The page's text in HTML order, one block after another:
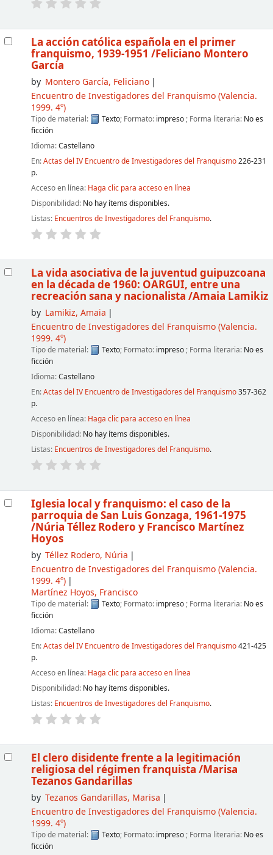
La acción católica española en el primer
franquismo, 1939-1951 /Feliciano Montero
García
by Montero García, Feliciano
Encuentro de Investigadores del Franquismo(Valencia.
1999. 4º)
Tipo de material: Texto; Formato: impreso ; Forma literaria: No es
ficción
Idioma:Castellano
En:Actas del IV Encuentro de Investigadores del Franquismo226-231
p.
Acceso en línea: Haga clic para acceso en línea
Disponibilidad: No hay ítems disponibles.
Listas: Encuentros de Investigadores del Franquismo.
La vida asociativa de la juventud guipuzcoana
en la década de 1960: OARGUI, entre una
recreación sana y nacionalista /Amaia Lamikiz
by Lamikiz, Amaia
Encuentro de Investigadores del Franquismo(Valencia.
1999. 4º)
Tipo de material: Texto; Formato: impreso ; Forma literaria: No es
ficción
Idioma:Castellano
En:Actas del IV Encuentro de Investigadores del Franquismo357-362
p.
Acceso en línea: Haga clic para acceso en línea
Disponibilidad: No hay ítems disponibles.
Listas: Encuentros de Investigadores del Franquismo.
Iglesia local y franquismo: el caso de la
parroquia de San Luis Gonzaga, 1961-1975
/Núria Téllez Rodero y Francisco Martínez
Hoyos
by Téllez Rodero, Núria
Encuentro de Investigadores del Franquismo(Valencia.
1999. 4º)
Martínez Hoyos, Francisco
Tipo de material: Texto; Formato: impreso ; Forma literaria: No es
ficción
Idioma:Castellano
En:Actas del IV Encuentro de Investigadores del Franquismo421-425
p.
Acceso en línea: Haga clic para acceso en línea
Disponibilidad: No hay ítems disponibles.
Listas: Encuentros de Investigadores del Franquismo.
El clero disidente frente a la legitimación
religiosa del régimen franquista /Marisa
Tezanos Gandarillas
by Tezanos Gandarillas, Marisa
Encuentro de Investigadores del Franquismo(Valencia.
1999. 4º)
Tipo de material: Texto; Formato: impreso ; Forma literaria: No es
ficción